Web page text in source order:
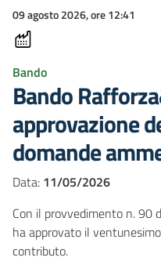
09 agosto 2026, ore 12:41
Bando
Bando
approvazione
domande
Data: 11/05/2026
Con il provvedimento n. 90
ha approvato il
contributo.